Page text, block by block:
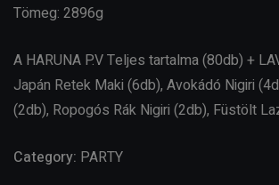
Tömeg: 2896g
A HARUNA P.V Teljes tartalma (80db) +
Japán Retek Maki (6db), Avokádó Nigiri
(2db), Ropogós Rák Nigiri (2db), Füstölt
Category: PARTY